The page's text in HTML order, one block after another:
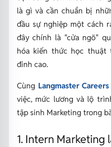
là gì và cần chuẩn bị
đầu sự nghiệp một cách
đây chính là "cửa ngõ"
hóa kiến thức học thuật
đỉnh cao.
Cùng Langmaster Careers
việc, mức lương và lộ
tập sinh Marketing trong
1. Intern Marketing